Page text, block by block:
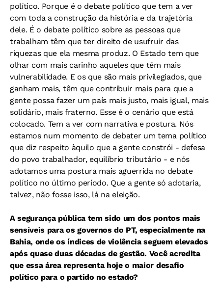
político. Porque é o debate político que tem a ver
com toda a construção da história e da trajetória
dele. É o debate político sobre as pessoas que
trabalham têm que ter direito de usufruir das
riquezas que ela mesma produz. O Estado tem que
olhar com mais carinho aqueles que têm mais
vulnerabilidade. E os que são mais privilegiados, que
ganham mais, têm que contribuir mais para que a
gente possa fazer um país mais justo, mais igual, mais
solidário, mais fraterno. Esse é o cenário que está
colocado. Tem a ver com narrativa e postura. Nós
estamos num momento de debater um tema político
que diz respeito àquilo que a gente constrói - defesa
do povo trabalhador, equilíbrio tributário - e nós
adotamos uma postura mais aguerrida no debate
político no último período. Que a gente só adotaria,
talvez, não fosse isso, lá na eleição.
A segurança pública tem sido um dos pontos mais
sensíveis para os governos do PT, especialmente na
Bahia, onde os índices de violência seguem elevados
após quase duas décadas de gestão. Você acredita
que essa área representa hoje o maior desafio
político para o partido no estado?